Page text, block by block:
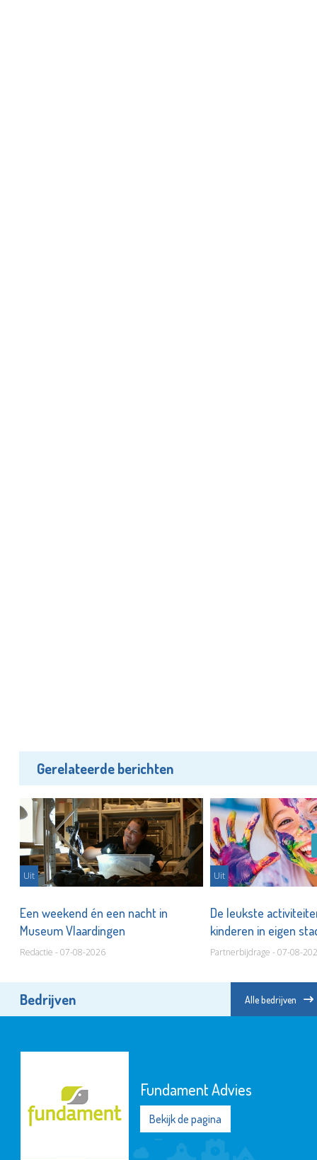
Gerelateerde berichten
Uit
Een weekend én een nacht in
Museum Vlaardingen
Redactie - 07-08-2026
Uit
De leukste
kinderen in eigen
Partnerbijdrage - 07-08-
Bedrijven Alle bedrijven
Fundament Advies
Bekijk de pagina